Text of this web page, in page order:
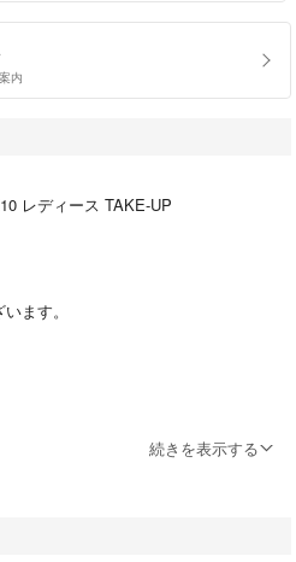
内
レディース TAKE-UP
ます。
が内蔵されております。
続きを表示する